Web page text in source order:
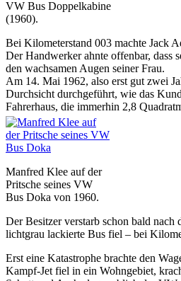
VW Bus Doppelkabine
(1960).
Bei Kilometerstand 003 machte Jack
Der Handwerker ahnte offenbar, dass
den wachsamen Augen seiner Frau.
Am 14. Mai 1962, also erst gut zwei
Durchsicht durchgeführt, wie das
Fahrerhaus, die immerhin 2,8
Manfred Klee auf der
Pritsche seines VW
Bus Doka von 1960.
Der Besitzer verstarb schon bald
lichtgrau lackierte Bus fiel – bei
Erst eine Katastrophe brachte den
Kampf-Jet fiel in ein Wohngebiet,